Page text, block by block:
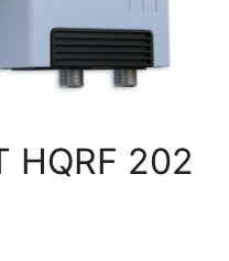
HQRF 202